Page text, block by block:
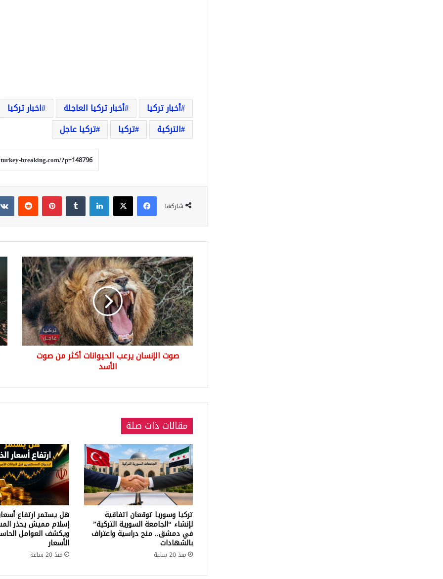
أخبار تركيا أخبار تركيا العاجلة اخبار تركيا
التركية
تركيا تركيا عاجل
شاركها
فيسبوك‫X لينكدإن بينتيريست
صوت
الإنسان
يرعب
الحيوانات
أكثر
من
صوت
الأسد
صوت الإنسان يرعب الحيوانات أكثر من صوت
الأسد
من
أين
تأتي
مقالات ذات صلة
تركيا وسوريا توقعان اتفاقية
لإنشاء “الجامعة السورية التركية”
في دمشق.. منح دراسية واعتراف
بالشهادات
منذ 20 ساعة
هل يستمر ارتفاع
إسلام مميش يحذر
ويكشف العوامل
الأسعار
منذ 20 ساعة